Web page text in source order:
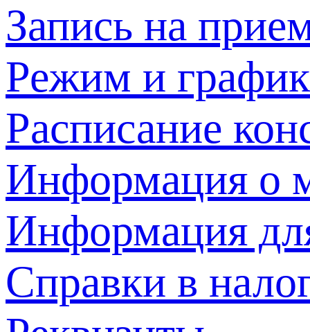
Запись на
Режим и
Расписание
Информация о
Информация
Справки в